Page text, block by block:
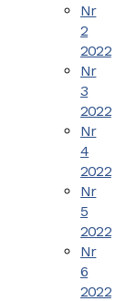
Nr
2
2022
Nr
3
2022
Nr
4
2022
Nr
5
2022
Nr
6
2022